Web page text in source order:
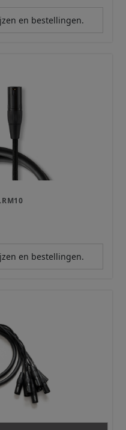
en bestellingen.
en bestellingen.